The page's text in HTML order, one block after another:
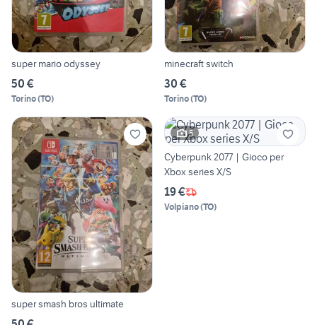
super mario odyssey
50 €
Torino(TO)
minecraft switch
30 €
Torino(TO)
super smash bros ultimate
5
Cyberpunk 2077 | Gioco per
Xbox series X/S
19 €
Volpiano(TO)